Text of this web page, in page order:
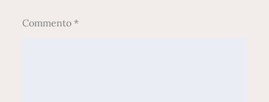
Commento*